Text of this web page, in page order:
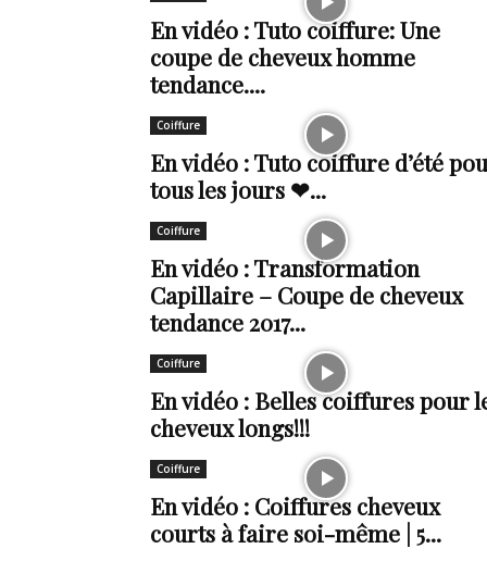
style
de
vie
Numéro
un
En vidéo : Tuto coiffure: Une
coupe de cheveux homme
tendance....
Coiffure
En vidéo : Tuto coiffure d’été
tous les jours ❤...
Coiffure
En vidéo : Transformation
Capillaire – Coupe de cheveux
tendance 2017...
Coiffure
En vidéo : Belles coiffures pour
cheveux longs!!!
Coiffure
En vidéo : Coiffures cheveux
courts à faire soi-même | 5...